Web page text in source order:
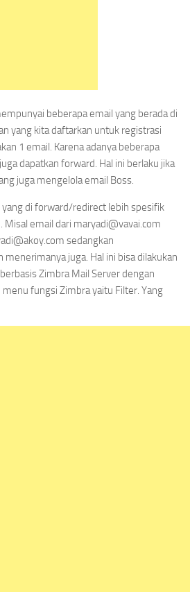
beberapa email yang berada di
yang kita daftarkan untuk registrasi
1 email. Karena adanya beberapa
dapatkan forward. Hal ini berlaku jika
juga mengelola email Boss.
yang di forward/redirect lebih spesifik
email dari maryadi@vavai.com
sedangkan
juga. Hal ini bisa dilakukan
Zimbra Mail Server dengan
fungsi Zimbra yaitu Filter. Yang